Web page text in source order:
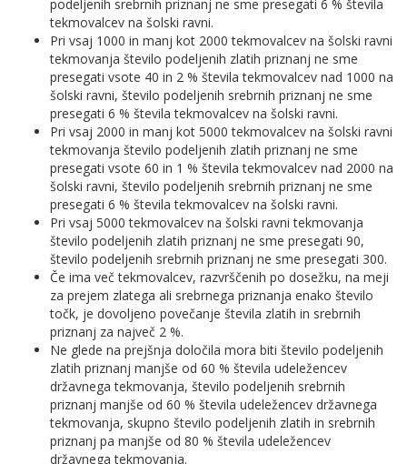
podeljenih srebrnih priznanj ne sme presegati 6 % števila
tekmovalcev na šolski ravni.
Pri vsaj 1000 in manj kot 2000 tekmovalcev na šolski ravni
tekmovanja število podeljenih zlatih priznanj ne sme
presegati vsote 40 in 2 % števila tekmovalcev nad 1000 na
šolski ravni, število podeljenih srebrnih priznanj ne sme
presegati 6 % števila tekmovalcev na šolski ravni.
Pri vsaj 2000 in manj kot 5000 tekmovalcev na šolski ravni
tekmovanja število podeljenih zlatih priznanj ne sme
presegati vsote 60 in 1 % števila tekmovalcev nad 2000 na
šolski ravni, število podeljenih srebrnih priznanj ne sme
presegati 6 % števila tekmovalcev na šolski ravni.
Pri vsaj 5000 tekmovalcev na šolski ravni tekmovanja
število podeljenih zlatih priznanj ne sme presegati 90,
število podeljenih srebrnih priznanj ne sme presegati 300.
Če ima več tekmovalcev, razvrščenih po dosežku, na meji
za prejem zlatega ali srebrnega priznanja enako število
točk, je dovoljeno povečanje števila zlatih in srebrnih
priznanj za največ 2 %.
Ne glede na prejšnja določila mora biti število podeljenih
zlatih priznanj manjše od 60 % števila udeležencev
državnega tekmovanja, število podeljenih srebrnih
priznanj manjše od 60 % števila udeležencev državnega
tekmovanja, skupno število podeljenih zlatih in srebrnih
priznanj pa manjše od 80 % števila udeležencev
državnega tekmovanja.